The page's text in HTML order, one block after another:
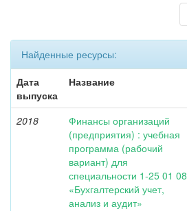
Найденные ресурсы:
Дата
выпуска
Название
2018
Финансы организаций
(предприятия) : учебная
программа (рабочий
вариант) для
специальности 1-25 01 08
«Бухгалтерский учет,
анализ и аудит»